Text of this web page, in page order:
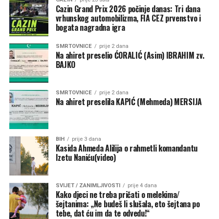
Paolo Zampollismatra da bi Infantino bio odličan izbor za
ovu funkciju.
“Ujedinjene nacije okupljaju 193 države članice, dok FIFA
ima više od 200 nacionalnih saveza. Gianni je pokazao da
zna upravljati tako velikim sistemom”, izjavio je Zampolli.
Kontroverze i budućnost u FIFA-i
Uprkos podršci iz Bijele kuće, Infantino je posljednjih
mjeseci bio izložen kritikama nakon kontroverznog
poništavanja crvenog kartona američkom reprezentativcu
Folarinu Balogunu tokom Svjetskog prvenstva. Trump je
kasnije potvrdio da je lično razgovarao s Infantinom i tražio
reviziju odluke.
Zanimljivo je da Trump ovu ideju promoviše u trenutku kada
njegova administracija ima zategnute odnose s
Ujedinjenim nacijama. Od povratka u Bijelu kuću, SAD je
Cazin Grand Prix 2026 počinje danas: Tri dana
vrhunskog automobilizma, FIA CEZ prvenstvo i
bogata nagradna igra
SMRTOVNICE prije 2 dana
Na ahiret preselio ĆORALIĆ (Asim) IBRAHIM zv.
BAJKO
SMRTOVNICE prije 2 dana
Na ahiret preselila KAPIĆ (Mehmeda) MERSIJA
BIH prije 3 dana
Kasida Ahmeda Alilija o rahmetli komandantu
Izetu Naniću(video)
SVIJET / ZANIMLJIVOSTI prije 4 dana
Kako djeci ne treba pričati o melekima/
šejtanima: „Ne budeš li slušala, eto šejtana po
tebe, dat ću im da te odvedu!“